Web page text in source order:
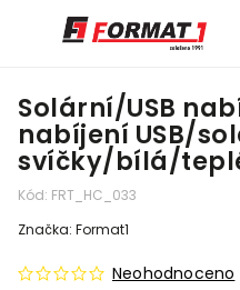
Solární/USB
nabíjení USB/
svíčky/bílá/
Kód: FRT_HC_033
Neohodnoceno
Značka: Format1